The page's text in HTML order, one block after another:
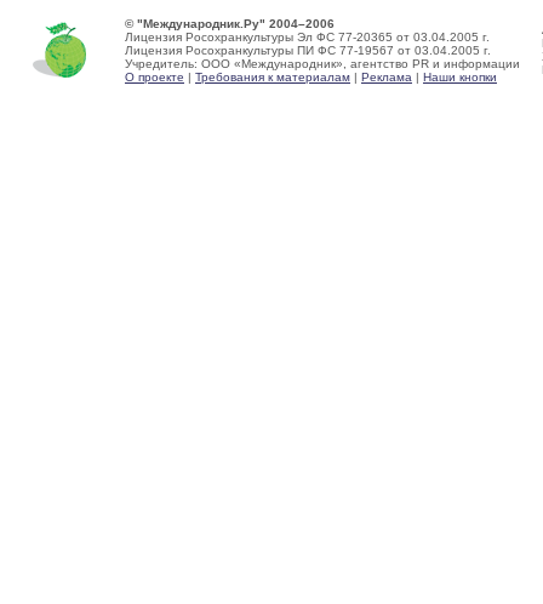
© "Международник.Ру" 2004–2006
Лицензия Росохранкультуры Эл ФС 77-20365 от 03.04.2005 г.
Лицензия Росохранкультуры ПИ ФС 77-19567 от 03.04.2005 г.
Учредитель: ООО «Международник», агентство PR и информации
О проекте | Требования к материалам | Реклама | Наши кнопки